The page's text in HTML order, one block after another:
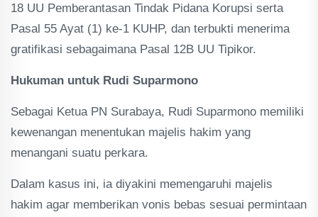
18 UU Pemberantasan Tindak Pidana Korupsi serta
Pasal 55 Ayat (1) ke-1 KUHP, dan terbukti menerima
gratifikasi sebagaimana Pasal 12B UU Tipikor.
Hukuman untuk Rudi Suparmono
Sebagai Ketua PN Surabaya, Rudi Suparmono memiliki
kewenangan menentukan majelis hakim yang
menangani suatu perkara.
Dalam kasus ini, ia diyakini memengaruhi majelis
hakim agar memberikan vonis bebas sesuai permintaan